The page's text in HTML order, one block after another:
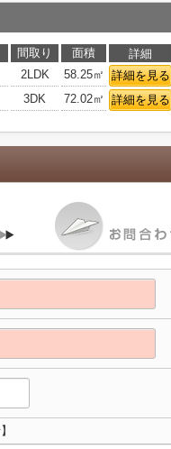
間取り 面積 詳細
2LDK 58.25㎡ 詳細を見る
3DK 72.02㎡ 詳細を見る